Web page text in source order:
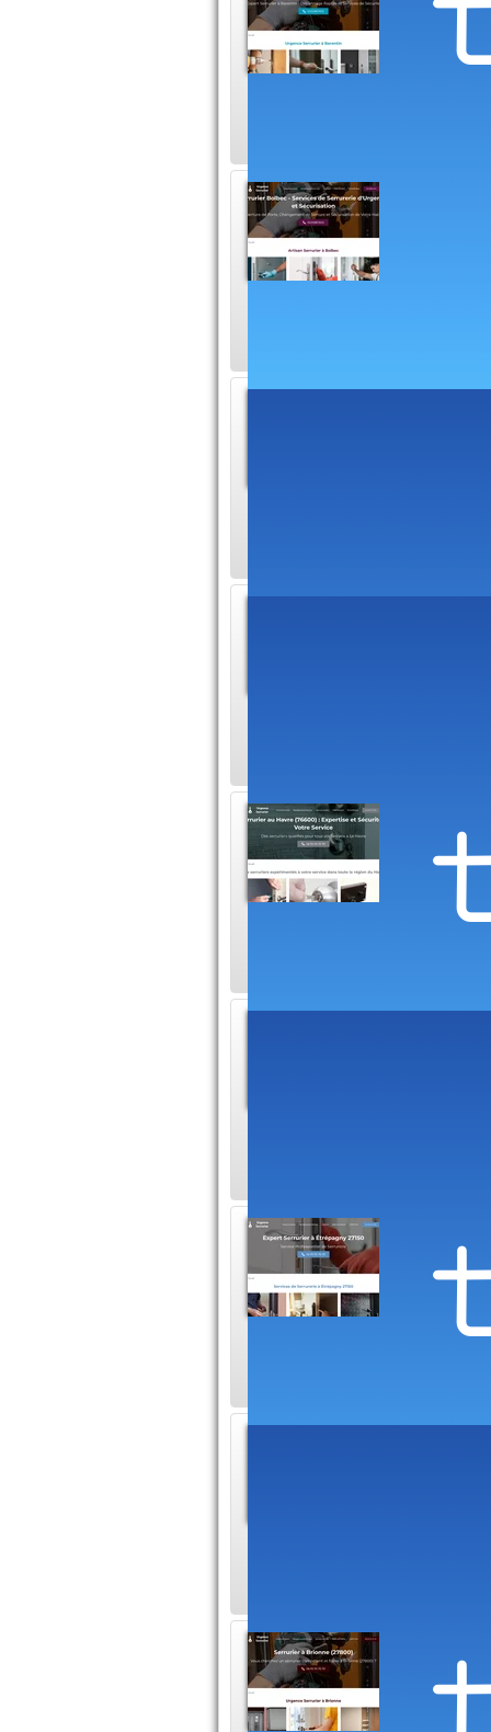
Les
Le
assurer
Havre. Que ce
Les
assurer
dans la région.
Votre